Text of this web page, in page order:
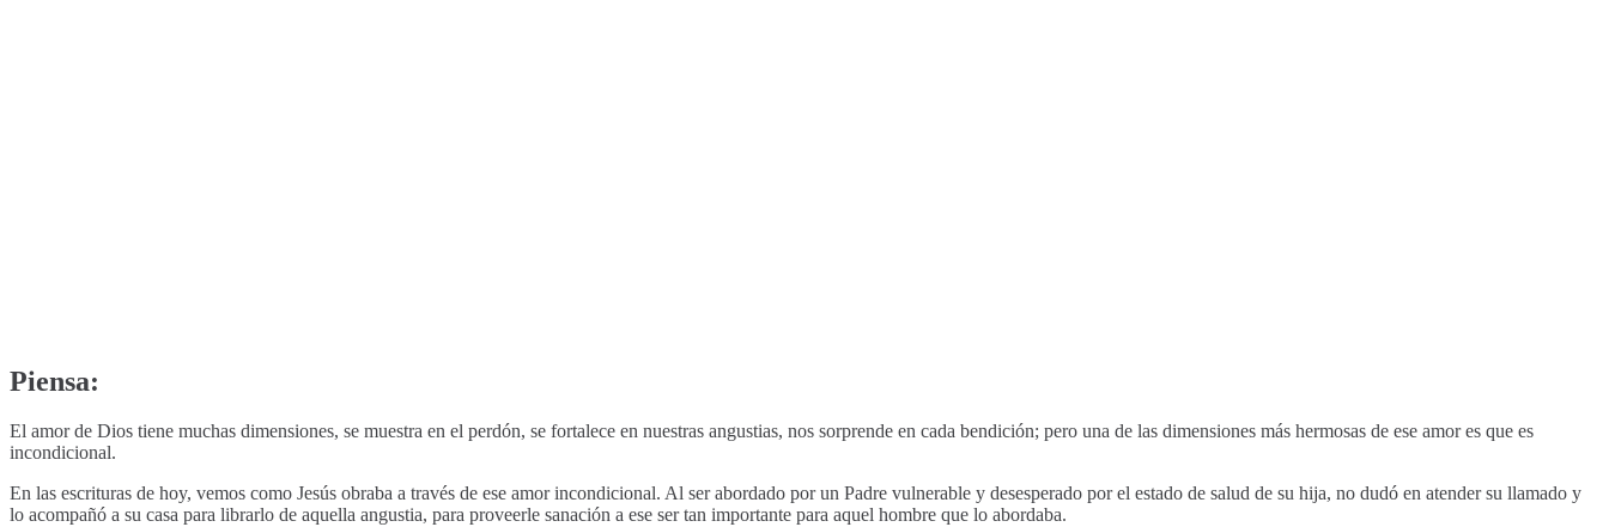
Piensa:
El amor de Dios tiene muchas dimensiones, se muestra en el perdón, se fortalece en nuestras angustias, nos sorprende en cada bendición; pero una de las dimensiones más hermosas de ese amor es que es
incondicional.
En las escrituras de hoy, vemos como Jesús obraba a través de ese amor incondicional. Al ser abordado por un Padre vulnerable y desesperado por el estado de salud de su hija, no dudó en atender su llamado y
lo acompañó a su casa para librarlo de aquella angustia, para proveerle sanación a ese ser tan importante para aquel hombre que lo abordaba.